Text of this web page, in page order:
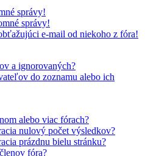
správy!
správy!
e-mail od niekoho z fóra!
a ignorovaných?
do zoznamu alebo ich
alebo viac fórach?
nulový počet výsledkov?
prázdnu bielu stránku?
fóra?